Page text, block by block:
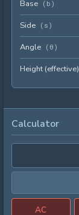
Base ( b )
Side ( s )
Angle ( θ )
Height (effective)
Calculator
AC